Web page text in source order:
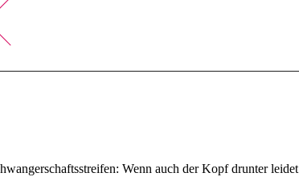
Wenn auch der Kopf drunter leidet